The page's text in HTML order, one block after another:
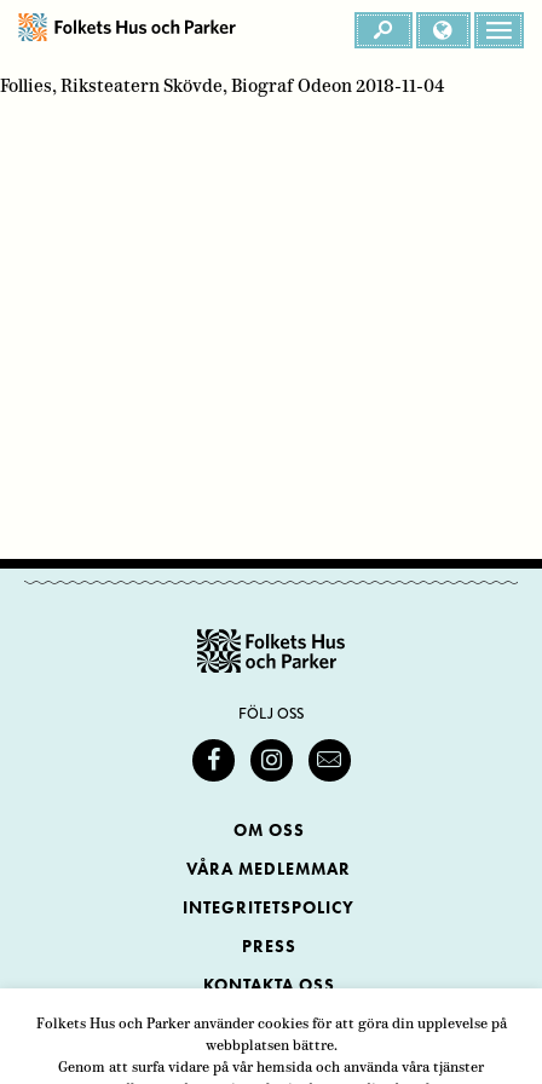
Folkets Hus och Parker använder cookies för att göra din upplevelse på
webbplatsen bättre.
Genom att surfa vidare på vår hemsida och använda våra tjänster
Follies, Riksteatern Skövde, Biograf Odeon 2018-11-04
FÖLJ OSS
OM OSS
VÅRA MEDLEMMAR
INTEGRITETSPOLICY
PRESS
KONTAKTA OSS
Folkets Hus och Parker